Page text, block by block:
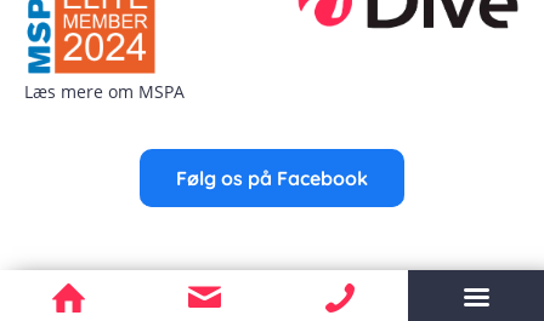
Læs mere om MSPA
Følg os på Facebook